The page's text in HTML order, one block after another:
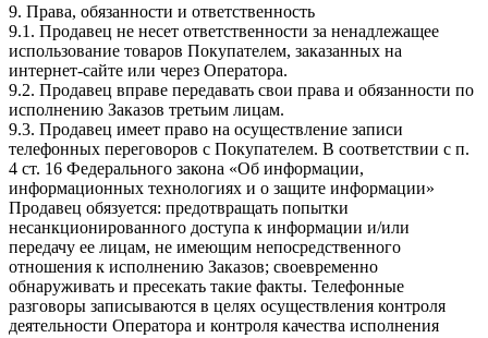
9. Права, обязанности и ответственность
9.1. Продавец не несет ответственности за ненадлежащее
использование товаров Покупателем, заказанных на
интернет-сайте или через Оператора.
9.2. Продавец вправе передавать свои права и обязанности по
исполнению Заказов третьим лицам.
9.3. Продавец имеет право на осуществление записи
телефонных переговоров с Покупателем. В соответствии с п.
4 ст. 16 Федерального закона «Об информации,
информационных технологиях и о защите информации»
Продавец обязуется: предотвращать попытки
несанкционированного доступа к информации и/или
передачу ее лицам, не имеющим непосредственного
отношения к исполнению Заказов; своевременно
обнаруживать и пресекать такие факты. Телефонные
разговоры записываются в целях осуществления контроля
деятельности Оператора и контроля качества исполнения